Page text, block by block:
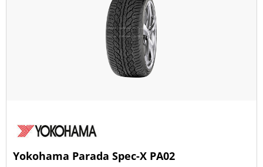
Yokohama Parada Spec-X PA02